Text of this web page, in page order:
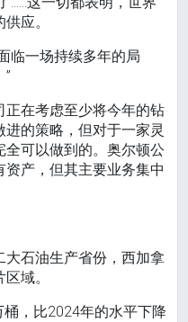
应。
临一场持续多年的局
在考虑至少将今年的钻
的策略，但对于一家灵
可以做到的。奥尔顿公
产，但其主要业务集中
石油生产省份，西加拿
域。
，比2024年的水平下降